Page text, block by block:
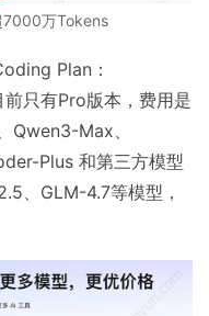
7000万Tokens
Plan：
前只有Pro版本，费用是
Qwen3-Max、
Plus 和第三方模型
、GLM-4.7等模型，